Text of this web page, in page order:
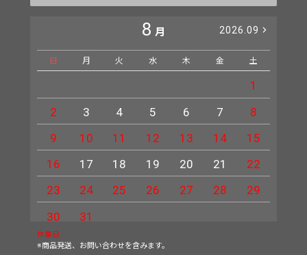
8 月 2026.09
日 月 火 水 木 金 土
1
2
3 4 5 6 7
8
9
10 11 12 13 14
15
16
17 18 19 20 21
22
23
24 25 26 27 28
29
30
31
休業日
※商品発送、お問い合わせを含みます。